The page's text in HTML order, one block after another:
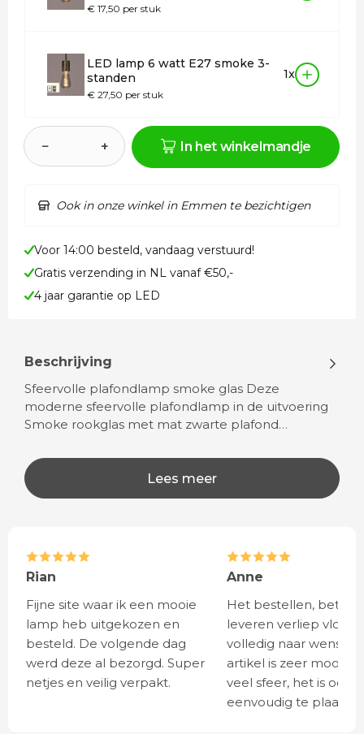
€ 17,50 per stuk
LED lamp 6 watt E27 smoke 3-
standen
€ 27,50 per stuk
1x
− + In het winkelmandje
Ook in onze winkel in Emmen te bezichtigen
Voor 14:00 besteld, vandaag verstuurd!
Gratis verzending in NL vanaf €50,-
4 jaar garantie op LED
Beschrijving
Sfeervolle plafondlamp smoke glas Deze
moderne sfeervolle plafondlamp in de uitvoering
Smoke rookglas met mat zwarte plafond…
Lees meer
Rian
Fijne site waar ik een mooie
lamp heb uitgekozen en
besteld. De volgende dag
werd deze al bezorgd. Super
netjes en veilig verpakt.
Anne
Het bestellen,
leveren verliep vlot en
volledig naar wens.
artikel is zeer mooi
veel sfeer, het is ook
eenvoudig te